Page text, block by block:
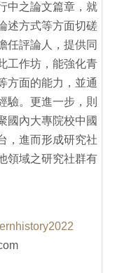
中之論文篇章，就
述方式等方面切磋
任評論人，提供同
工作坊，能強化青
方面的能力，並通
驗。更進一步，則
國內大專院校中國
，進而形成研究社
領域之研究社群有